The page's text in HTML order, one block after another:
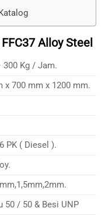
Alloy Steel
300 Kg / Jam.
x 700 mm x 1200 mm.
PK ( Diesel ).
50 / 50 & Besi UNP